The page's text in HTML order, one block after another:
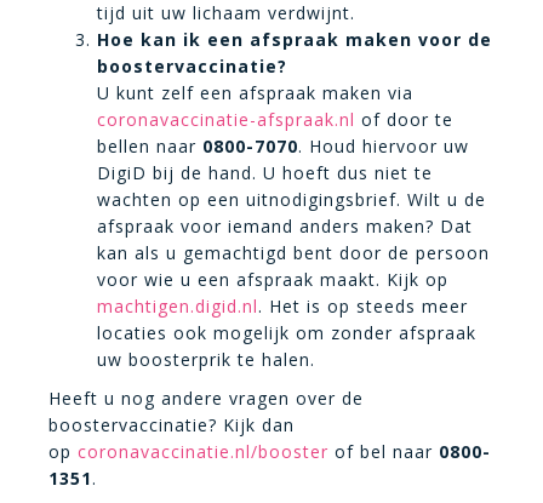
tijd uit uw lichaam verdwijnt.
Hoe kan ik een afspraak maken voor de
boostervaccinatie?
U kunt zelf een afspraak maken via
coronavaccinatie-afspraak.nl of door te
bellen naar 0800-7070. Houd hiervoor uw
DigiD bij de hand. U hoeft dus niet te
wachten op een uitnodigingsbrief. Wilt u de
afspraak voor iemand anders maken? Dat
kan als u gemachtigd bent door de persoon
voor wie u een afspraak maakt. Kijk op
machtigen.digid.nl. Het is op steeds meer
locaties ook mogelijk om zonder afspraak
uw boosterprik te halen.
Heeft u nog andere vragen over de
boostervaccinatie? Kijk dan
op coronavaccinatie.nl/booster of bel naar 0800-
1351.